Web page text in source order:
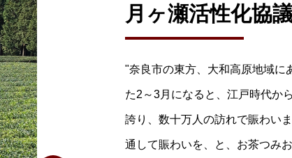
月ヶ瀬活性化協
"奈良市の東方、大和高原地域に
た2～3月になると、江戸時代か
誇り、数十万人の訪れで賑わい
通して賑わいを、と、お茶つみ